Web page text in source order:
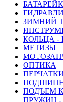
ЗИМНИЙ
КОЛЬЦА
МЕТИЗЫ
ОПТИКА
ПОДЪЕМ
ПРУЖИН -